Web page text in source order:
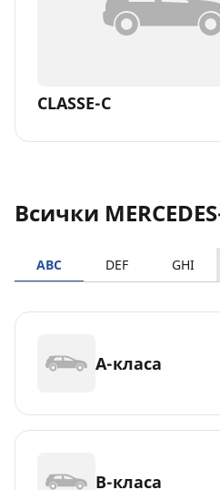
CLASSE-C
Всички
ABC DEF GHI
A-класа
B-класа